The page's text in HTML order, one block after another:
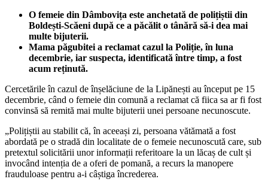
O femeie din Dâmbovița este anchetată de polițiștii din
Boldești-Scăeni după ce a păcălit o tânără să-i dea mai
multe bijuterii.
Mama păgubitei a reclamat cazul la Poliție, în luna
decembrie, iar suspecta, identificată între timp, a fost
acum reținută.
Cercetările în cazul de înșelăciune de la Lipănești au început pe 15
decembrie, când o femeie din comună a reclamat că fiica sa ar fi fost
convinsă să remită mai multe bijuterii unei persoane necunoscute.
„Polițiștii au stabilit că, în aceeași zi, persoana vătămată a fost
abordată pe o stradă din localitate de o femeie necunoscută care, sub
pretextul solicitării unor informații referitoare la un lăcaș de cult și
invocând intenția de a oferi de pomană, a recurs la manopere
frauduloase pentru a-i câștiga încrederea.